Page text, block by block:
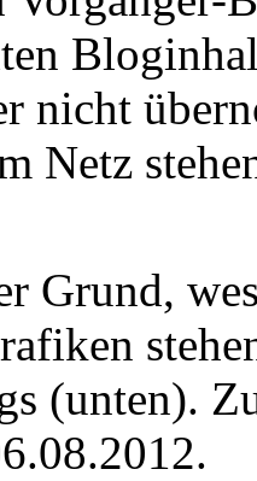
nicht
Netz
Grund,
(unten).